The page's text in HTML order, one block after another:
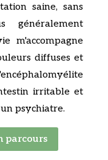
saine, sans
m'accompagne
diffuses et
irritable et
psychiatre.
parcours